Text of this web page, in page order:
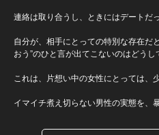
連絡は取り合うし、ときにはデートだっ
自分が、相手にとっての特別な存在だ
おう”のひと言が出てこないのはどうし
これは、片想い中の女性にとっては、
イマイチ煮え切らない男性の実態を、